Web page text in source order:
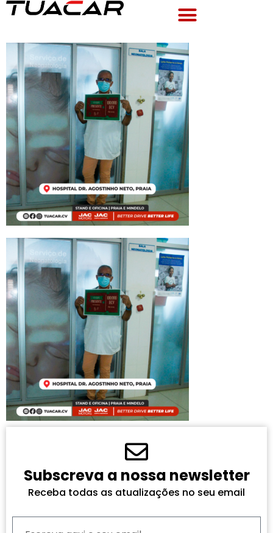
Subscreva a nossa newsletter
Receba todas as atualizações no seu email